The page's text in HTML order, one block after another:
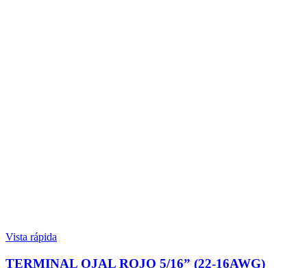
Vista rápida
TERMINAL OJAL ROJO 5/16” (22-16AWG)